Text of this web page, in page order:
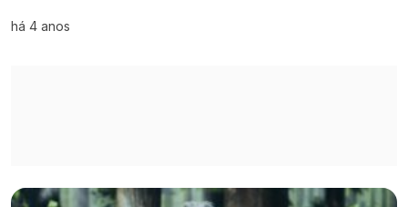
há 4 anos